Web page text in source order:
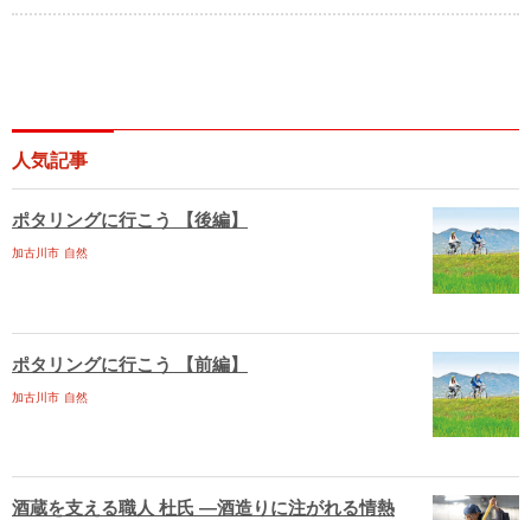
人気記事
ポタリングに行こう 【後編】
加古川市 自然
ポタリングに行こう 【前編】
加古川市 自然
酒蔵を支える職人 杜氏 ―酒造りに注がれる情熱